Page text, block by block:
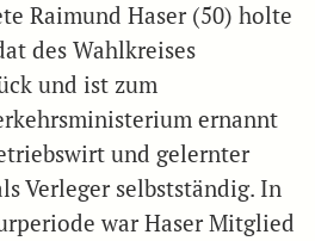
Raimund Haser (50) holte
des Wahlkreises
und ist zum
ernannt
und gelernter
Verleger selbstständig. In
war Haser Mitglied